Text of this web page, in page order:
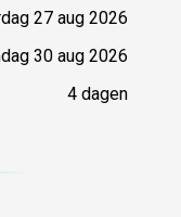
27 aug 2026
30 aug 2026
4 dagen